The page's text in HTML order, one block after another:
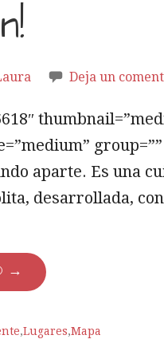
Deja un
aparte. Es una
desarrollada,
→
,Lugares,Mapa